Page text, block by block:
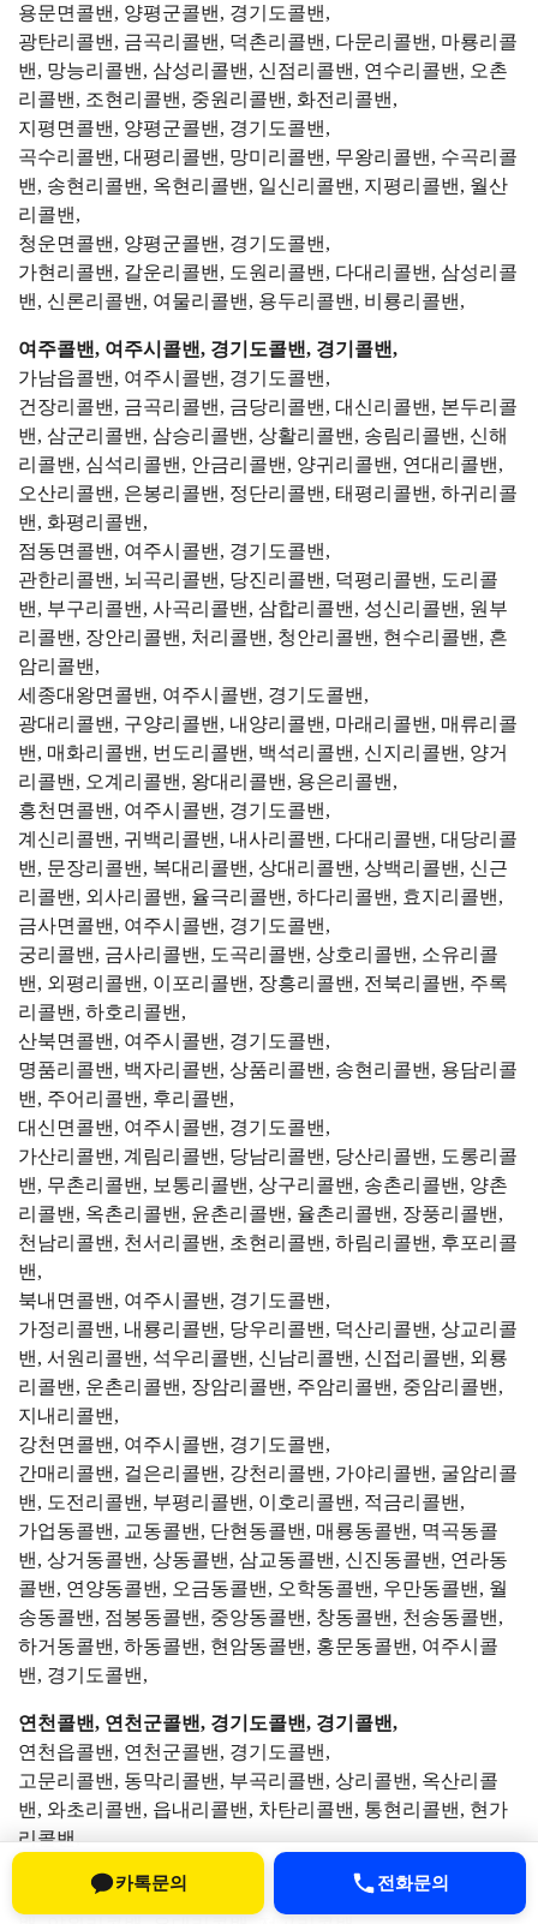
용문면콜밴, 양평군콜밴, 경기도콜밴,
광탄리콜밴, 금곡리콜밴, 덕촌리콜밴, 다문리콜밴, 마룡리콜
밴, 망능리콜밴, 삼성리콜밴, 신점리콜밴, 연수리콜밴, 오촌
리콜밴, 조현리콜밴, 중원리콜밴, 화전리콜밴,
지평면콜밴, 양평군콜밴, 경기도콜밴,
곡수리콜밴, 대평리콜밴, 망미리콜밴, 무왕리콜밴, 수곡리콜
밴, 송현리콜밴, 옥현리콜밴, 일신리콜밴, 지평리콜밴, 월산
리콜밴,
청운면콜밴, 양평군콜밴, 경기도콜밴,
가현리콜밴, 갈운리콜밴, 도원리콜밴, 다대리콜밴, 삼성리콜
밴, 신론리콜밴, 여물리콜밴, 용두리콜밴, 비룡리콜밴,
여주콜밴, 여주시콜밴, 경기도콜밴, 경기콜밴,
가남읍콜밴, 여주시콜밴, 경기도콜밴,
건장리콜밴, 금곡리콜밴, 금당리콜밴, 대신리콜밴, 본두리콜
밴, 삼군리콜밴, 삼승리콜밴, 상활리콜밴, 송림리콜밴, 신해
리콜밴, 심석리콜밴, 안금리콜밴, 양귀리콜밴, 연대리콜밴,
오산리콜밴, 은봉리콜밴, 정단리콜밴, 태평리콜밴, 하귀리콜
밴, 화평리콜밴,
점동면콜밴, 여주시콜밴, 경기도콜밴,
관한리콜밴, 뇌곡리콜밴, 당진리콜밴, 덕평리콜밴, 도리콜
밴, 부구리콜밴, 사곡리콜밴, 삼합리콜밴, 성신리콜밴, 원부
리콜밴, 장안리콜밴, 처리콜밴, 청안리콜밴, 현수리콜밴, 흔
암리콜밴,
세종대왕면콜밴, 여주시콜밴, 경기도콜밴,
광대리콜밴, 구양리콜밴, 내양리콜밴, 마래리콜밴, 매류리콜
밴, 매화리콜밴, 번도리콜밴, 백석리콜밴, 신지리콜밴, 양거
리콜밴, 오계리콜밴, 왕대리콜밴, 용은리콜밴,
흥천면콜밴, 여주시콜밴, 경기도콜밴,
계신리콜밴, 귀백리콜밴, 내사리콜밴, 다대리콜밴, 대당리콜
밴, 문장리콜밴, 복대리콜밴, 상대리콜밴, 상백리콜밴, 신근
리콜밴, 외사리콜밴, 율극리콜밴, 하다리콜밴, 효지리콜밴,
금사면콜밴, 여주시콜밴, 경기도콜밴,
궁리콜밴, 금사리콜밴, 도곡리콜밴, 상호리콜밴, 소유리콜
밴, 외평리콜밴, 이포리콜밴, 장흥리콜밴, 전북리콜밴, 주록
리콜밴, 하호리콜밴,
산북면콜밴, 여주시콜밴, 경기도콜밴,
명품리콜밴, 백자리콜밴, 상품리콜밴, 송현리콜밴, 용담리콜
밴, 주어리콜밴, 후리콜밴,
대신면콜밴, 여주시콜밴, 경기도콜밴,
가산리콜밴, 계림리콜밴, 당남리콜밴, 당산리콜밴, 도롱리콜
밴, 무촌리콜밴, 보통리콜밴, 상구리콜밴, 송촌리콜밴, 양촌
리콜밴, 옥촌리콜밴, 윤촌리콜밴, 율촌리콜밴, 장풍리콜밴,
천남리콜밴, 천서리콜밴, 초현리콜밴, 하림리콜밴, 후포리콜
밴,
북내면콜밴, 여주시콜밴, 경기도콜밴,
가정리콜밴, 내룡리콜밴, 당우리콜밴, 덕산리콜밴, 상교리콜
밴, 서원리콜밴, 석우리콜밴, 신남리콜밴, 신접리콜밴, 외룡
리콜밴, 운촌리콜밴, 장암리콜밴, 주암리콜밴, 중암리콜밴,
지내리콜밴,
강천면콜밴, 여주시콜밴, 경기도콜밴,
간매리콜밴, 걸은리콜밴, 강천리콜밴, 가야리콜밴, 굴암리콜
밴, 도전리콜밴, 부평리콜밴, 이호리콜밴, 적금리콜밴,
가업동콜밴, 교동콜밴, 단현동콜밴, 매룡동콜밴, 멱곡동콜
밴, 상거동콜밴, 상동콜밴, 삼교동콜밴, 신진동콜밴, 연라동
콜밴, 연양동콜밴, 오금동콜밴, 오학동콜밴, 우만동콜밴, 월
송동콜밴, 점봉동콜밴, 중앙동콜밴, 창동콜밴, 천송동콜밴,
하거동콜밴, 하동콜밴, 현암동콜밴, 홍문동콜밴, 여주시콜
밴, 경기도콜밴,
연천콜밴, 연천군콜밴, 경기도콜밴, 경기콜밴,
연천읍콜밴, 연천군콜밴, 경기도콜밴,
고문리콜밴, 동막리콜밴, 부곡리콜밴, 상리콜밴, 옥산리콜
밴, 와초리콜밴, 읍내리콜밴, 차탄리콜밴, 통현리콜밴, 현가
리콜밴,
전곡읍콜밴, 연천군콜밴, 경기도콜밴,
간파리콜밴, 고능리콜밴, 늘목리콜밴, 마포리콜밴, 신답리콜
카톡문의 전화문의